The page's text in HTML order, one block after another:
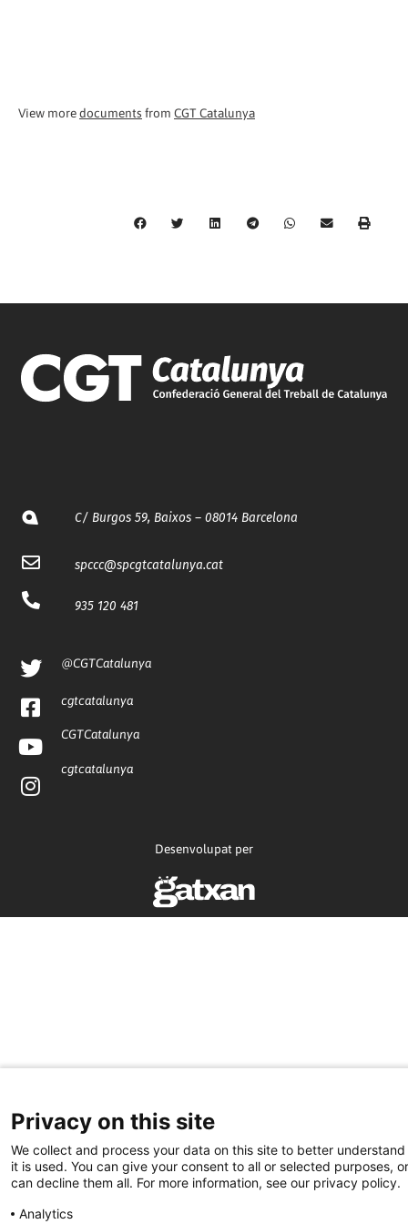
View moredocuments from CGT Catalunya
C/ Burgos 59, Baixos – 08014 Barcelona
spccc@spcgtcatalunya.cat
935 120 481
@CGTCatalunya
cgtcatalunya
CGTCatalunya
cgtcatalunya
Desenvolupat per
Privacy on this site
We collect and process your data on this site to better understand
it is used. You can give your consent to all or selected purposes,
can decline them all. For more information, see our privacy policy.
Analytics